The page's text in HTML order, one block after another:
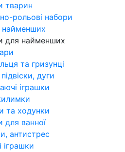
тварин
рольові набори
найменших
для найменших
та гризунці
дуги
іграшки
та ходунки
для ванної
антистрес
іграшки